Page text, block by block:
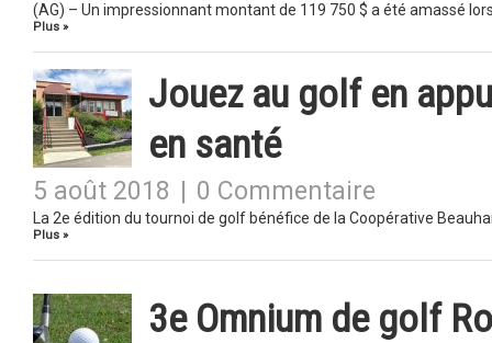
(AG) – Un impressionnant montant de 119 750 $ a été amassé
Plus »
Jouez au golf en
en santé
5 août 2018 0 Commentaire
La 2e édition du tournoi de golf bénéfice de la Coopérative
Plus »
3e Omnium de golf